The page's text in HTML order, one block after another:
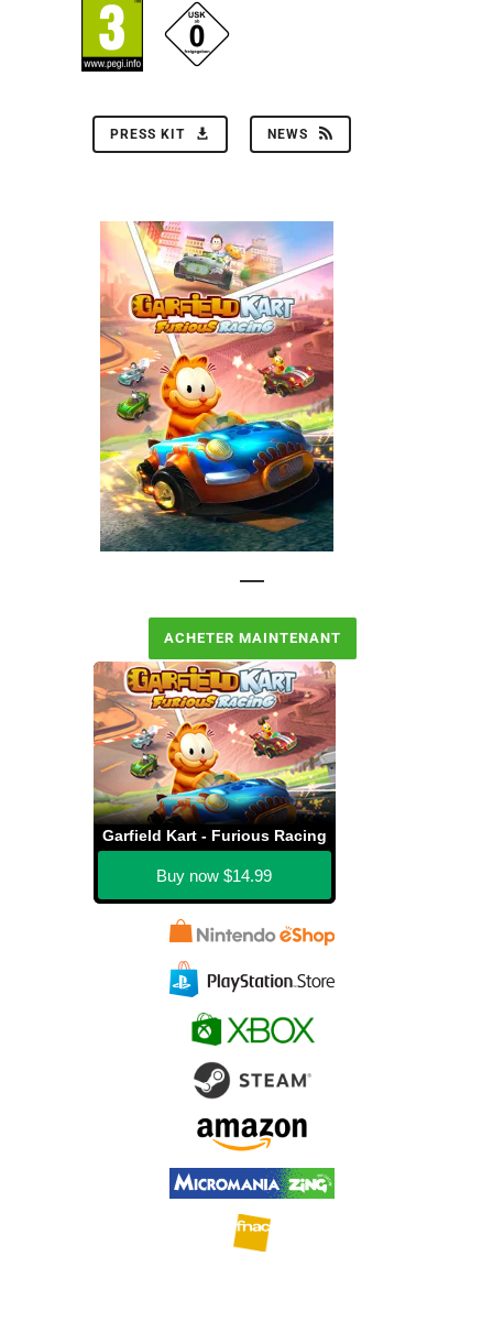
PRESS KIT NEWS
ACHETER MAINTENANT
Garfield Kart - Furious Racing
Buy now$14.99